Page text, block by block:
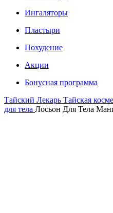
Ингаляторы
Пластыри
Похудение
Акции
Бонусная программа
Тайский Лекарь Тайская
для тела Лосьон Для Тела